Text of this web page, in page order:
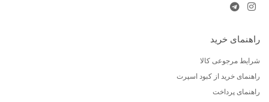
راهنمای خرید
شرایط مرجوعی کالا
راهنمای خرید از کبود اسپرت
راهنمای پرداخت